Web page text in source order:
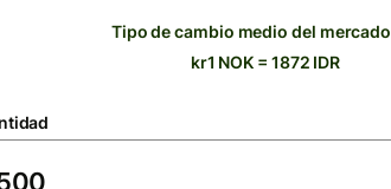
Tipo de cambio medio del mercado
kr1 NOK = 1872 IDR